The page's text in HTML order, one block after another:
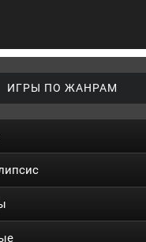
ИГРЫ ПО ЖАНРАМ